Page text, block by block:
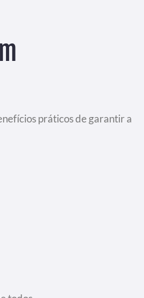
práticos de garantir a